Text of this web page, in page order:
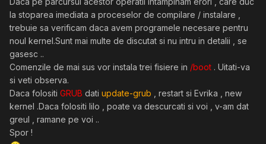
la stoparea imediata a proceselor de compilare / instalare ,
trebuie sa verificam daca avem programele necesare pentru
noul kernel.Sunt mai multe de discutat si nu intru in detalii , se
gasesc ..
Comenzile de mai sus vor instala trei fisiere in /boot . Uitati-va
si veti observa.
Daca folositi GRUB dati update-grub
, restart si Evrika , new
kernel .Daca folositi lilo , poate va descurcati si voi , v-am dat
greul , ramane pe voi ..
Spor !